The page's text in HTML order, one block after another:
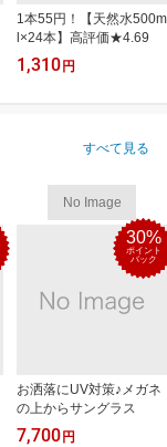
1本55円！【天然水500m
l×24本】高評価★4.69
1,310 円
すべて見る
No Image
30%
ポイント
バック
お洒落にUV対策♪メガネ
の上からサングラス
7,700 円